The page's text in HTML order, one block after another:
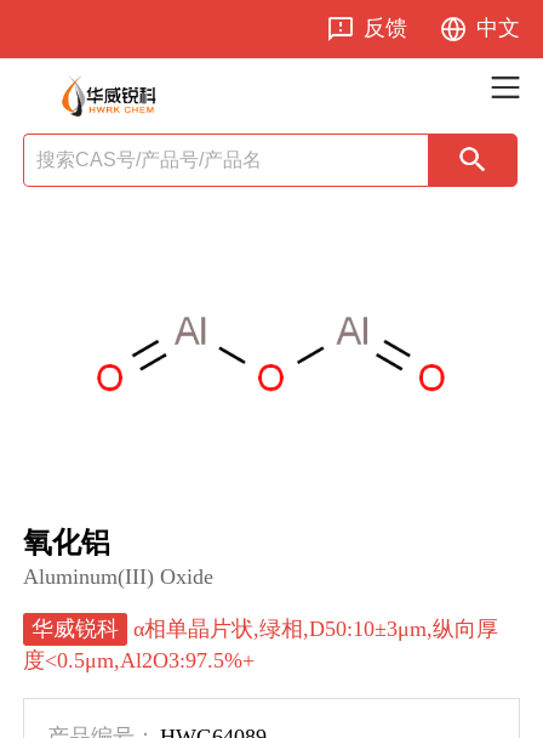
反馈 中文
氧化铝
Aluminum(III) Oxide
华威锐科
α相单晶片状,绿相,D50:10±3μm,纵向厚
度<0.5μm,Al2O3:97.5%+